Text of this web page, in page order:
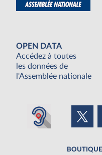
OPEN DATA
Accédez à toutes
les données de
l'Assemblée nationale
BOUTIQUE